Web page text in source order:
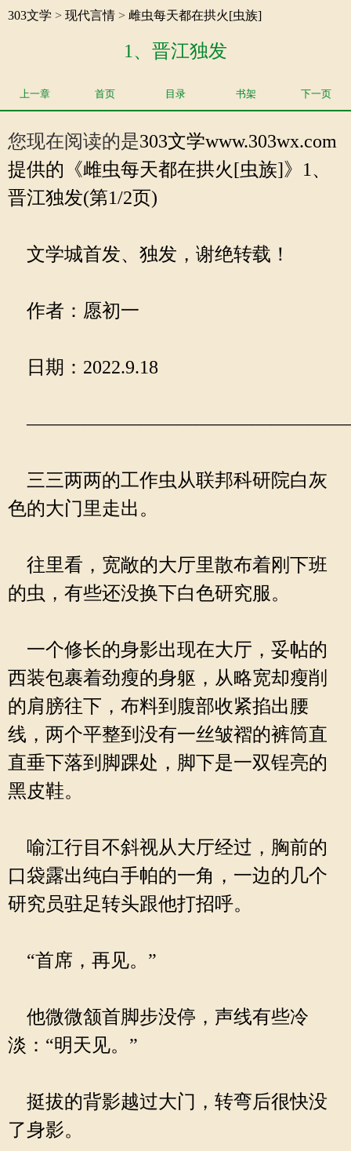
303文学 > 现代言情 > 雌虫每天都在拱火[虫族]
1、晋江独发
上一章 首页 目录 书架 下一页
您现在阅读的是303文学www.303wx.com
提供的《雌虫每天都在拱火[虫族]》1、
晋江独发(第1/2页)
文学城首发、独发，谢绝转载！
作者：愿初一
日期：2022.9.18
三三两两的工作虫从联邦科研院白灰
色的大门里走出。
往里看，宽敞的大厅里散布着刚下班
的虫，有些还没换下白色研究服。
一个修长的身影出现在大厅，妥帖的
西装包裹着劲瘦的身躯，从略宽却瘦削
的肩膀往下，布料到腹部收紧掐出腰
线，两个平整到没有一丝皱褶的裤筒直
直垂下落到脚踝处，脚下是一双锃亮的
黑皮鞋。
喻江行目不斜视从大厅经过，胸前的
口袋露出纯白手帕的一角，一边的几个
研究员驻足转头跟他打招呼。
“首席，再见。”
他微微颔首脚步没停，声线有些冷
淡：“明天见。”
挺拔的背影越过大门，转弯后很快没
了身影。